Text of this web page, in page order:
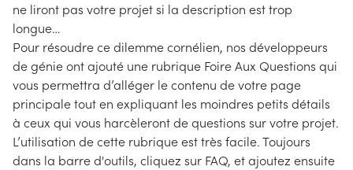
ne liront pas votre projet si la description est trop
longue…
Pour résoudre ce dilemme cornélien, nos développeurs
de génie ont ajouté une rubrique Foire Aux Questions qui
vous permettra d’alléger le contenu de votre page
principale tout en expliquant les moindres petits détails
à ceux qui vous harcèleront de questions sur votre projet.
L’utilisation de cette rubrique est très facile. Toujours
dans la barre d'outils, cliquez sur FAQ, et ajoutez ensuite